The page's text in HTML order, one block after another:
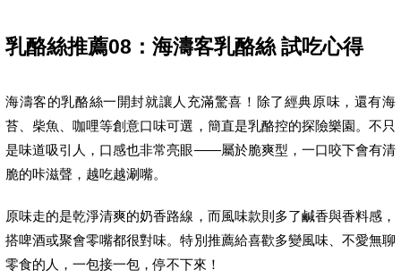
乳酪絲推薦08：海濤客乳酪絲 試吃心得
海濤客的乳酪絲一開封就讓人充滿驚喜！除了經典原味，還有海
苔、柴魚、咖哩等創意口味可選，簡直是乳酪控的探險樂園。不只
是味道吸引人，口感也非常亮眼——屬於脆爽型，一口咬下會有清
脆的咔滋聲，越吃越涮嘴。
原味走的是乾淨清爽的奶香路線，而風味款則多了鹹香與香料感，
搭啤酒或聚會零嘴都很對味。特別推薦給喜歡多變風味、不愛無聊
零食的人，一包接一包，停不下來！